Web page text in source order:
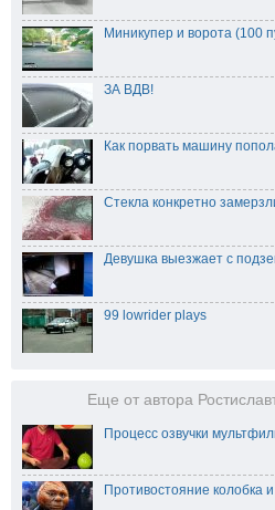
Миникупер и ворота (100
ЗА ВДВ!
Как порвать машину
Стекла конкретно
Девушка выезжает с
99 lowrider plays
Еще от автора
Процесс озвучки
Противостояние колобка